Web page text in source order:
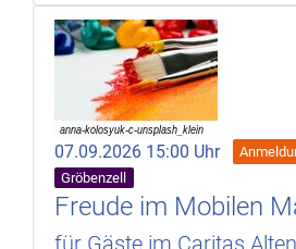
07.09.2026 15:00 Uhr
Gröbenzell
Freude im Mobilen
für Gäste im Caritas